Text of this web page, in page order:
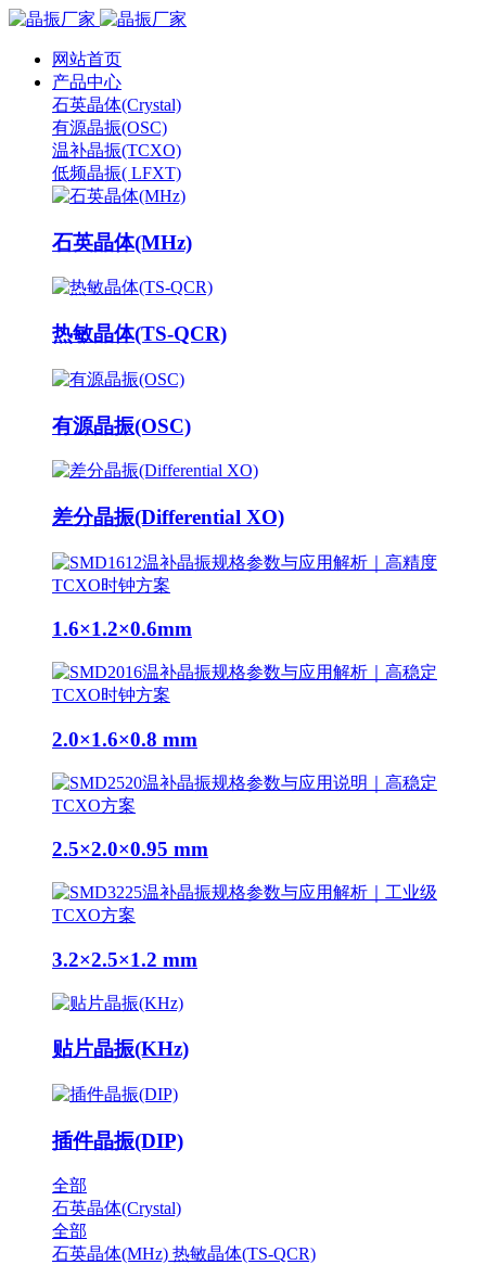
网站首页
产品中心
石英晶体(Crystal)
有源晶振(OSC)
温补晶振(TCXO)
低频晶振( LFXT)
石英晶体(MHz)
热敏晶体(TS-QCR)
有源晶振(OSC)
差分晶振(Differential XO)
1.6×1.2×0.6mm
2.0×1.6×0.8 mm
2.5×2.0×0.95 mm
3.2×2.5×1.2 mm
贴片晶振(KHz)
插件晶振(DIP)
全部
石英晶体(Crystal)
全部
石英晶体(MHz) 热敏晶体(TS-QCR)